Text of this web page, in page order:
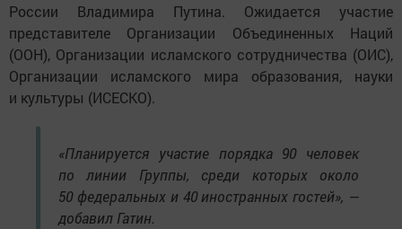
России Владимира Путина. Ожидается участие
представителе Организации Объединенных Наций
(ООН), Организации исламского сотрудничества (ОИС),
Организации исламского мира образования, науки
и культуры (ИСЕСКО).
«Планируется участие порядка 90 человек
по линии Группы, среди которых около
50 федеральных и 40 иностранных гостей», —
добавил Гатин.